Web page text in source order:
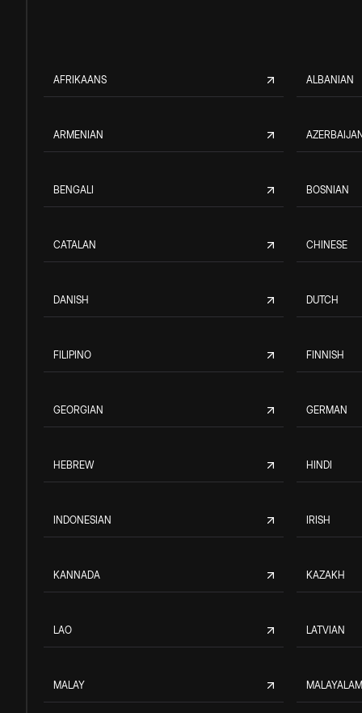
AFRIKAANS ALBANIAN
ARMENIAN
BENGALI BOSNIAN
CATALAN CHINESE
DANISH DUTCH
FILIPINO FINNISH
GEORGIAN GERMAN
HEBREW HINDI
INDONESIAN IRISH
KANNADA KAZAKH
LAO LATVIAN
MALAY MALAYALAM